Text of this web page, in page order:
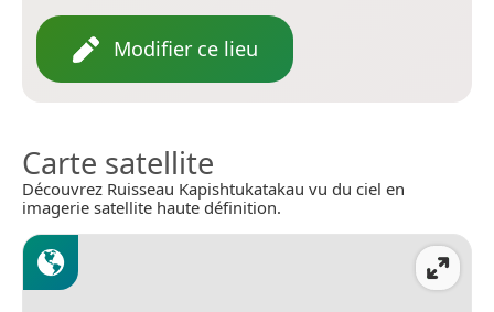
Modifier ce lieu
Carte satellite
Découvrez Ruisseau Kapishtukatakau vu du ciel en
imagerie satellite haute définition.